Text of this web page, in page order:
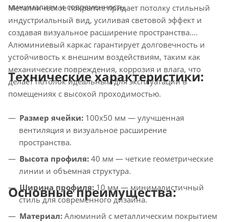
минимализм и современность.
Металлическое покрытие придает потолку стильный
индустриальный вид, усиливая световой эффект и
создавая визуальное расширение пространства.
Алюминиевый каркас гарантирует долговечность и
устойчивость к внешним воздействиям, таким как
механические повреждения, коррозия и влага, что
делает потолок идеальным для эксплуатации в
помещениях с высокой проходимостью.
Технические характеристики:
Размер ячейки: 100х50 мм — улучшенная
вентиляция и визуальное расширение
пространства.
Высота профиля: 40 мм — четкие геометрические
линии и объемная структура.
Ширина профиля: 10 мм — минималистичный
стиль для современного дизайна.
Материал: Алюминий с металлическим покрытием
Основные преимущества: